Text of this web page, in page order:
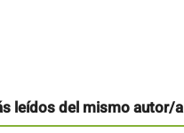
leídos del mismo autor/a